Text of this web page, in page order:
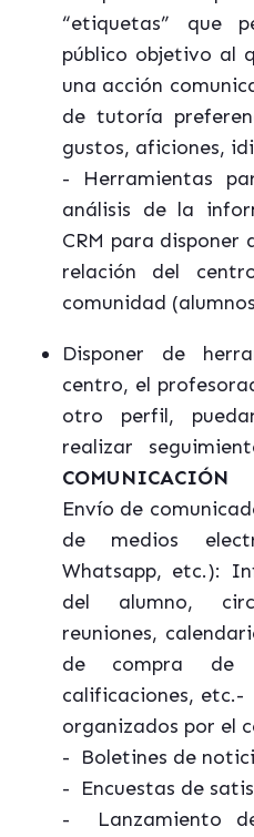
“etiquetas” que
público objetivo al
una acción
de tutoría
gustos, aficiones,
- Herramientas
análisis de la
CRM para
relación del
comunidad
Disponer de
centro, el
otro perfil,
realizar
COMUNICACIÓN
Envío de
de medios
Whatsapp, etc.):
del alumno,
reuniones,
de compra de
calificaciones,
organizados por el
- Boletines de
- Encuestas de
- Lanzamiento